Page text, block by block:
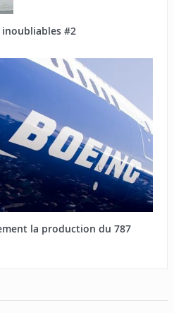
#2
la production du 787